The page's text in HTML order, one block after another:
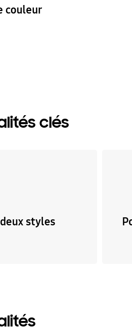
couleur
clés
styles